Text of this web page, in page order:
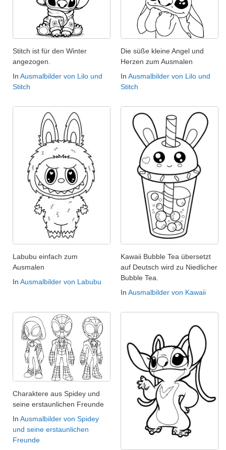
Stitch ist für den Winter
angezogen.
In Ausmalbilder von Lilo und
Stitch
Die süße kleine Angel und
Herzen zum Ausmalen
In Ausmalbilder von Lilo und
Stitch
Labubu einfach zum
Ausmalen
In Ausmalbilder von Labubu
Kawaii Bubble Tea übersetzt
auf Deutsch wird zu Niedlicher
Bubble Tea.
In Ausmalbilder von Kawaii
Charaktere aus Spidey und
seine erstaunlichen Freunde
In Ausmalbilder von Spidey
und seine erstaunlichen
Freunde